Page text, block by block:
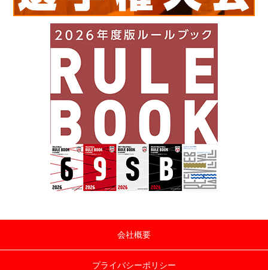
会社概要
プライバシーポリシー